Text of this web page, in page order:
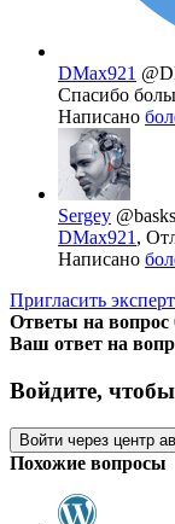
DMax921
Спасибо
Написано
Sergey
DMax921 ,
Написано
Пригласить
Ответы на вопрос
Ваш ответ на
Войдите,
Войти через центр
Похожие вопросы